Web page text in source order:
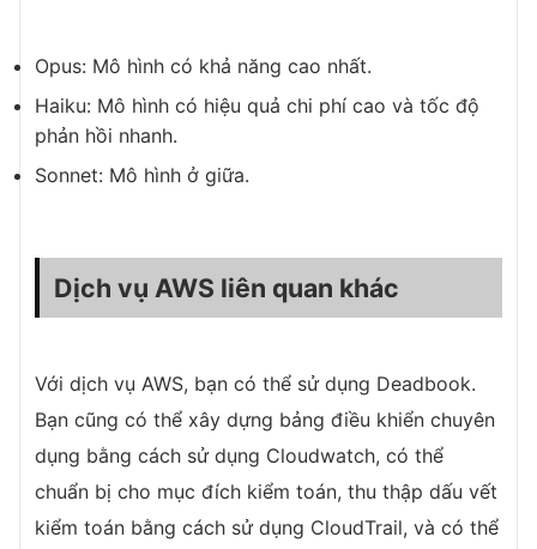
Opus: Mô hình có khả năng cao nhất.
Haiku: Mô hình có hiệu quả chi phí cao và tốc độ
phản hồi nhanh.
Sonnet: Mô hình ở giữa.
Dịch vụ AWS liên quan khác
Với dịch vụ AWS, bạn có thể sử dụng Deadbook.
Bạn cũng có thể xây dựng bảng điều khiển chuyên
dụng bằng cách sử dụng Cloudwatch, có thể
chuẩn bị cho mục đích kiểm toán, thu thập dấu vết
kiểm toán bằng cách sử dụng CloudTrail, và có thể